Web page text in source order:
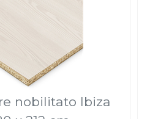
nobilitato Ibiza